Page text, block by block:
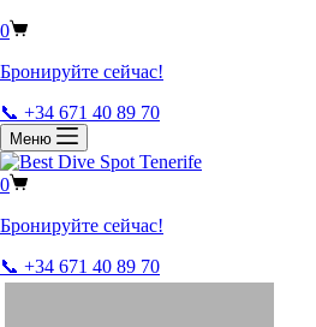
0
Бронируйте сейчас!
📞 +34 671 40 89 70
Меню
0
Бронируйте сейчас!
📞 +34 671 40 89 70